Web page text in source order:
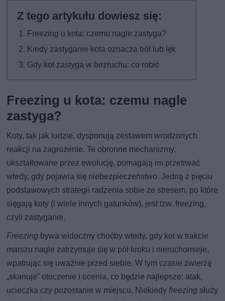
Freezing u kota: czemu nagle zastyga?
Kiedy zastyganie kota oznacza ból lub lęk
Gdy kot zastyga w bezruchu: co robić
Freezing u kota: czemu nagle
zastyga?
Koty, tak jak ludzie, dysponują zestawem wrodzonych
reakcji na zagrożenie. Te obronne mechanizmy,
ukształtowane przez ewolucję, pomagają im przetrwać
wtedy, gdy pojawia się niebezpieczeństwo. Jedną z pięciu
podstawowych strategii radzenia sobie ze stresem, po które
sięgają koty (i wiele innych gatunków), jest tzw. freezing,
czyli zastyganie.
Freezing bywa widoczny choćby wtedy, gdy kot w trakcie
marszu nagle zatrzymuje się w pół kroku i nieruchomieje,
wpatrując się uważnie przed siebie. W tym czasie zwierzę
„skanuje” otoczenie i ocenia, co będzie najlepsze: atak,
ucieczka czy pozostanie w miejscu. Niekiedy freezing służy